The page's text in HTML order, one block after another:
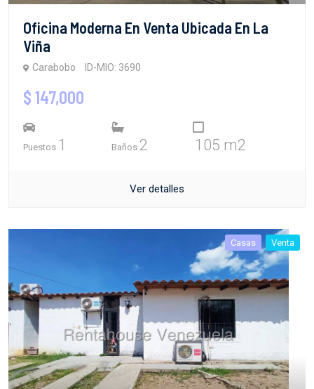
Oficina Moderna En Venta Ubicada En La
Viña
Carabobo ID-MIO: 3690
$ 147,000
Puestos 1 Baños 2 105 m2
Ver detalles
Casas Venta